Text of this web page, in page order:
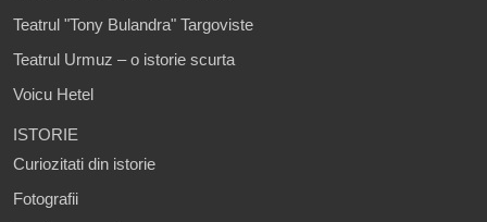
Teatrul "Tony Bulandra" Targoviste
Teatrul Urmuz – o istorie scurta
Voicu Hetel
ISTORIE
Curiozitati din istorie
Fotografii